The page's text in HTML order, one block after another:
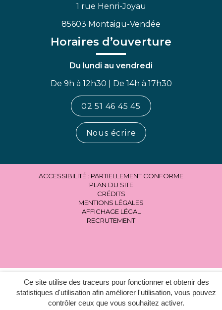
Ce site utilise des traceurs pour fonctionner et obtenir des
statistiques d'utilisation afin améliorer l'utilisation, vous pouvez
contrôler ceux que vous souhaitez activer.
1 rue Henri-Joyau
85603 Montaigu-Vendée
Horaires d’ouverture
Du lundi au vendredi
De 9h à 12h30 | De 14h à 17h30
02 51 46 45 45
Nous écrire
ACCESSIBILITÉ : PARTIELLEMENT CONFORME
PLAN DU SITE
CRÉDITS
MENTIONS LÉGALES
AFFICHAGE LÉGAL
RECRUTEMENT